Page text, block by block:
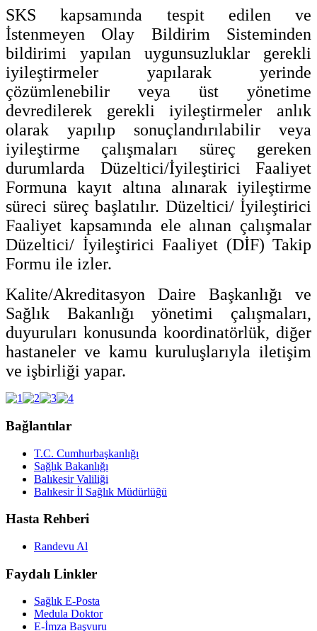
SKS kapsamında tespit edilen ve
İstenmeyen Olay Bildirim Sisteminden
bildirimi yapılan uygunsuzluklar gerekli
iyileştirmeler yapılarak yerinde
çözümlenebilir veya üst yönetime
devredilerek gerekli iyileştirmeler anlık
olarak yapılıp sonuçlandırılabilir veya
iyileştirme çalışmaları süreç gereken
durumlarda Düzeltici/İyileştirici Faaliyet
Formuna kayıt altına alınarak iyileştirme
süreci süreç başlatılır. Düzeltici/ İyileştirici
Faaliyet kapsamında ele alınan çalışmalar
Düzeltici/ İyileştirici Faaliyet (DİF) Takip
Formu ile izler.
Kalite/Akreditasyon Daire Başkanlığı ve
Sağlık Bakanlığı yönetimi çalışmaları,
duyuruları konusunda koordinatörlük, diğer
hastaneler ve kamu kuruluşlarıyla iletişim
ve işbirliği yapar.
Bağlantılar
T.C. Cumhurbaşkanlığı
Sağlık Bakanlığı
Balıkesir Valiliği
Balıkesir İl Sağlık Müdürlüğü
Hasta Rehberi
Randevu Al
Faydalı Linkler
Sağlık E-Posta
Medula Doktor
E-İmza Başvuru